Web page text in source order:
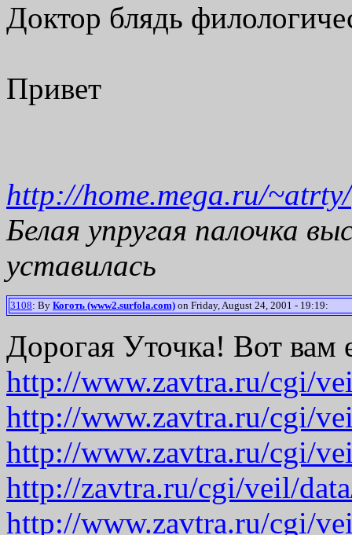
Доктор блядь
Привет
http://home.mega.ru/~atrty/
Белая упругая палочка
уставилась
3108: By Коготь (www2.surfola.com) on Friday, August 24, 2001 - 19:19:
Дорогая Уточка! Вот
http://www.zavtra.ru/cgi/
http://www.zavtra.ru/cgi/
http://www.zavtra.ru/cgi/
http://zavtra.ru/cgi/veil/
http://www.zavtra.ru/cgi/